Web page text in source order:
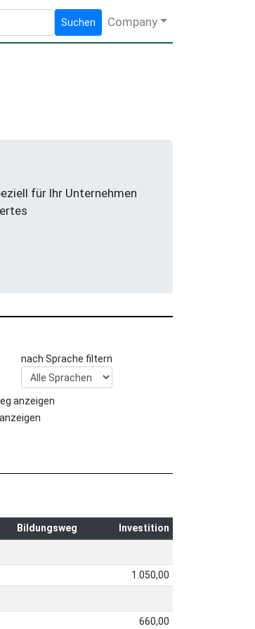
Suchen Company
für Ihr Unternehmen
nach Sprache filtern
anzeigen
Bildungsweg Investition
1.050,00
660,00